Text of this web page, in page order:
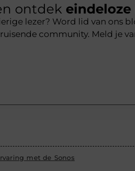
ontdek
lezer? Word lid van ons
community. Meld je
met de Sonos